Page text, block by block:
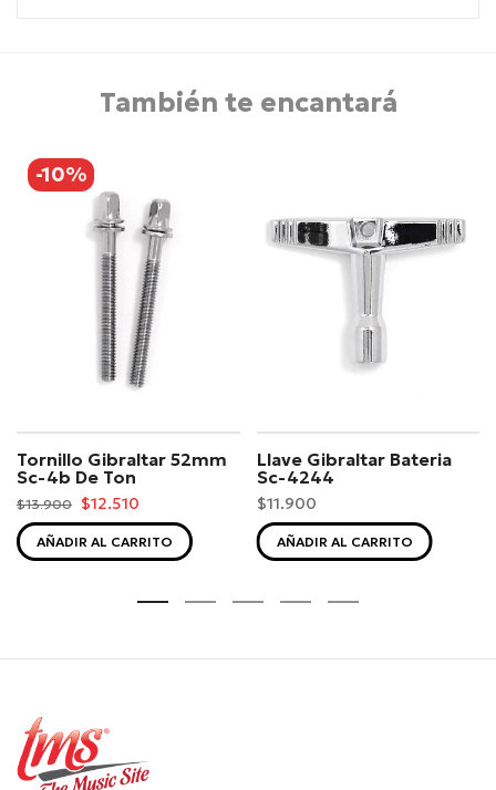
También te encantará
-10%
Tornillo Gibraltar 52mm
Sc-4b De Ton
$13.900 $12.510
AÑADIR AL CARRITO
Llave Gibraltar Bateria
Sc-4244
$11.900
AÑADIR AL CARRITO